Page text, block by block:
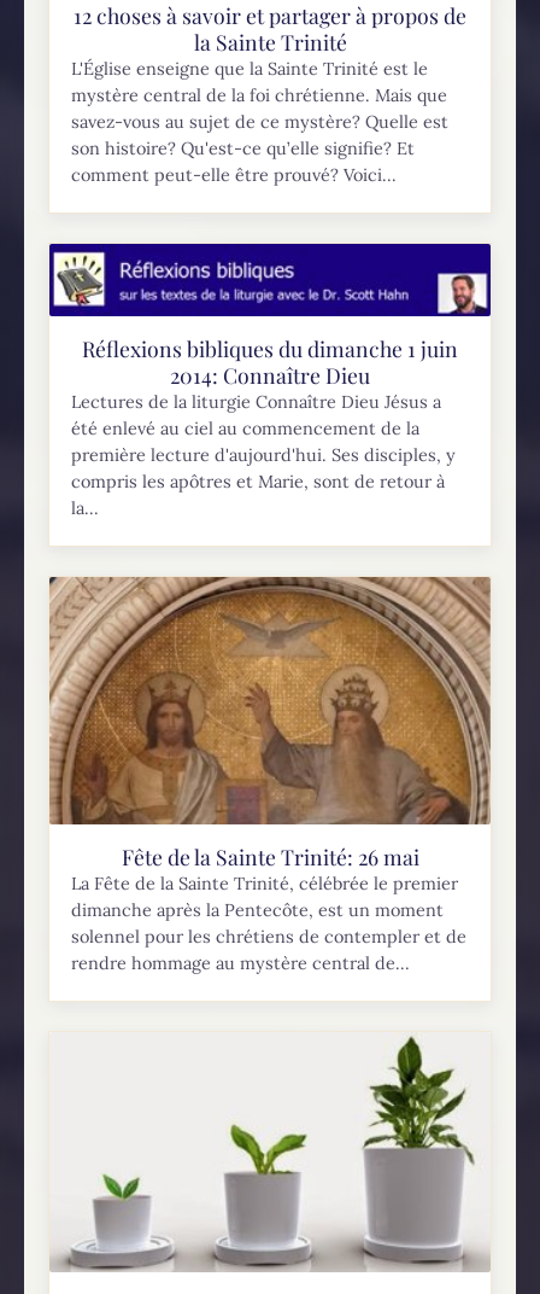
12 choses à savoir et partager à propos de
la Sainte Trinité
L'Église enseigne que la Sainte Trinité est le
mystère central de la foi chrétienne. Mais que
savez-vous au sujet de ce mystère? Quelle est
son histoire? Qu'est-ce qu’elle signifie? Et
comment peut-elle être prouvé? Voici...
Réflexions bibliques du dimanche 1 juin
2014: Connaître Dieu
Lectures de la liturgie Connaître Dieu Jésus a
été enlevé au ciel au commencement de la
première lecture d'aujourd'hui. Ses disciples, y
compris les apôtres et Marie, sont de retour à
la...
Fête de la Sainte Trinité: 26 mai
La Fête de la Sainte Trinité, célébrée le premier
dimanche après la Pentecôte, est un moment
solennel pour les chrétiens de contempler et de
rendre hommage au mystère central de...